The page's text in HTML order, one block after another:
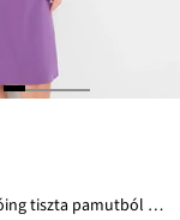
Rövid hálóing tiszta pamutból (2 db-os csomag)